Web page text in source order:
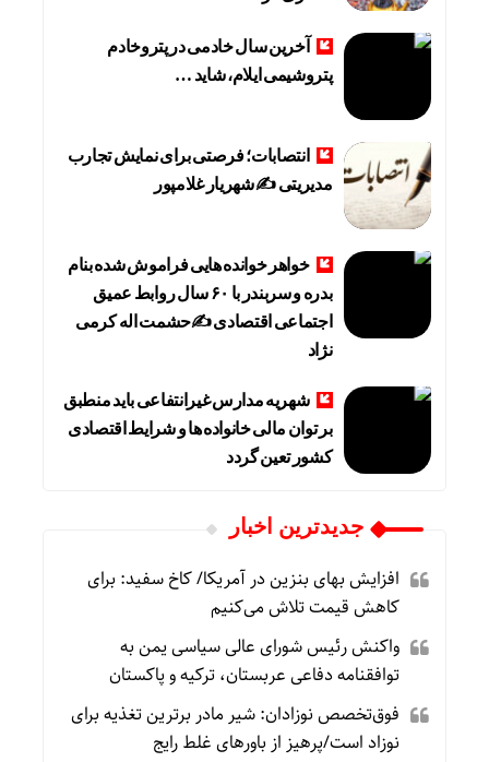
آخرین سال خادمی در پتروخادم
پتروشیمی ایلام، شاید …
انتصابات؛ فرصتی برای نمایش تجارب
مدیریتی ✍ شهریار غلامپور
خواهر خوانده هایی فراموش شده بنام
بدره و سربندر با ۶۰ سال روابط عمیق
اجتماعی اقتصادی ✍حشمت اله کرمی
نژاد
شهریه مدارس غیرانتفاعی باید منطبق
بر توان مالی خانواده ها و شرایط اقتصادی
کشور تعین گردد
جديدترين اخبار
افزایش بهای بنزین در آمریکا/ کاخ سفید: برای
کاهش قیمت تلاش می‌کنیم
واکنش رئیس شورای عالی سیاسی یمن به
توافقنامه دفاعی عربستان، ترکیه و پاکستان
فوق‌تخصص نوزادان: شیر مادر برترین تغذیه برای
نوزاد است/پرهیز از باورهای غلط رایج